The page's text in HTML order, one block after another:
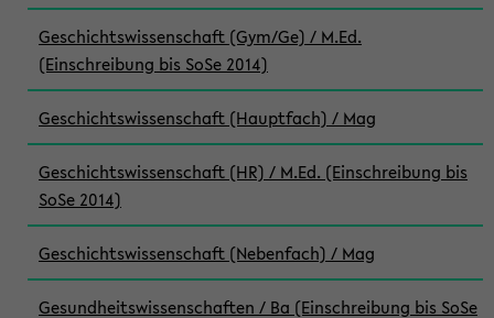
Geschichtswissenschaft (Gym/Ge) / M.Ed.
(Einschreibung bis SoSe 2014)
Geschichtswissenschaft (Hauptfach) / Mag
Geschichtswissenschaft (HR) / M.Ed. (Einschreibung bis
SoSe 2014)
Geschichtswissenschaft (Nebenfach) / Mag
Gesundheitswissenschaften / Ba (Einschreibung bis SoSe